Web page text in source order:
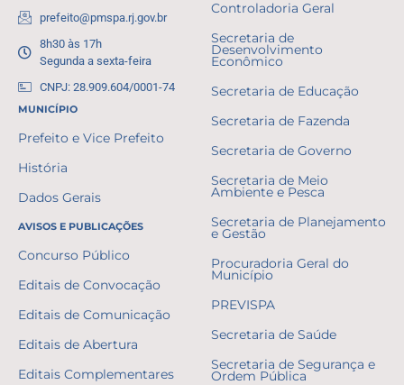
prefeito@pmspa.rj.gov.br
8h30 às 17h
Segunda a sexta-feira
CNPJ: 28.909.604/0001-74
MUNICÍPIO
Prefeito e Vice Prefeito
História
Dados Gerais
AVISOS E PUBLICAÇÕES
Concurso Público
Editais de Convocação
Editais de Comunicação
Editais de Abertura
Editais Complementares
Controladoria Geral
Secretaria de
Desenvolvimento
Econômico
Secretaria de Educação
Secretaria de Fazenda
Secretaria de Governo
Secretaria de Meio
Ambiente e Pesca
Secretaria de Planejamento
e Gestão
Procuradoria Geral do
Município
PREVISPA
Secretaria de Saúde
Secretaria de Segurança e
Ordem Pública